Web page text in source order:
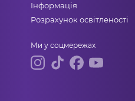
Інформація
Розрахунок освітленості
Ми у соцмережах